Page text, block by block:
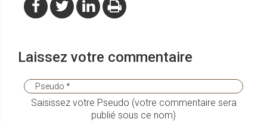
Laissez votre commentaire
Saisissez votre Pseudo (votre commentaire sera
publié sous ce nom)